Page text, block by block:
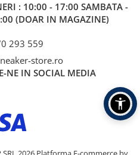
: 10:00 - 17:00 SAMBATA -
(DOAR IN MAGAZINE)
293 559
store.ro
NE IN SOCIAL MEDIA